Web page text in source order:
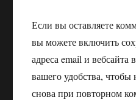
Если вы оставляете
вы можете включить
адреса email и вебсайта
вашего удобства, чтобы
снова при повторном